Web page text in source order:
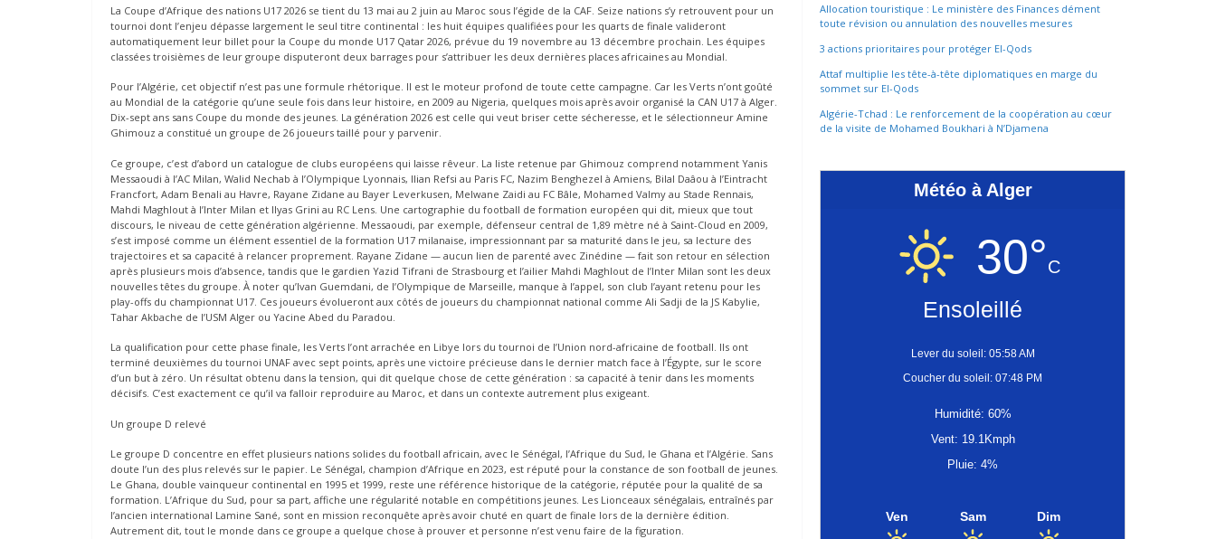
La Coupe d’Afrique des nations U17 2026 se tient du 13 mai au 2 juin au Maroc sous l’égide de la CAF. Seize nations s’y retrouvent pour un
tournoi dont l’enjeu dépasse largement le seul titre continental : les huit équipes qualifiées pour les quarts de finale valideront
automatiquement leur billet pour la Coupe du monde U17 Qatar 2026, prévue du 19 novembre au 13 décembre prochain. Les équipes
classées troisièmes de leur groupe disputeront deux barrages pour s’attribuer les deux dernières places africaines au Mondial.
Pour l’Algérie, cet objectif n’est pas une formule rhétorique. Il est le moteur profond de toute cette campagne. Car les Verts n’ont goûté
au Mondial de la catégorie qu’une seule fois dans leur histoire, en 2009 au Nigeria, quelques mois après avoir organisé la CAN U17 à Alger.
Dix-sept ans sans Coupe du monde des jeunes. La génération 2026 est celle qui veut briser cette sécheresse, et le sélectionneur Amine
Ghimouz a constitué un groupe de 26 joueurs taillé pour y parvenir.
Ce groupe, c’est d’abord un catalogue de clubs européens qui laisse rêveur. La liste retenue par Ghimouz comprend notamment Yanis
Messaoudi à l’AC Milan, Walid Nechab à l’Olympique Lyonnais, Ilian Refsi au Paris FC, Nazim Benghezel à Amiens, Bilal Daâou à l’Eintracht
Francfort, Adam Benali au Havre, Rayane Zidane au Bayer Leverkusen, Melwane Zaidi au FC Bâle, Mohamed Valmy au Stade Rennais,
Mahdi Maghlout à l’Inter Milan et Ilyas Grini au RC Lens. Une cartographie du football de formation européen qui dit, mieux que tout
discours, le niveau de cette génération algérienne. Messaoudi, par exemple, défenseur central de 1,89 mètre né à Saint-Cloud en 2009,
s’est imposé comme un élément essentiel de la formation U17 milanaise, impressionnant par sa maturité dans le jeu, sa lecture des
trajectoires et sa capacité à relancer proprement. Rayane Zidane — aucun lien de parenté avec Zinédine — fait son retour en sélection
après plusieurs mois d’absence, tandis que le gardien Yazid Tifrani de Strasbourg et l’ailier Mahdi Maghlout de l’Inter Milan sont les deux
nouvelles têtes du groupe. À noter qu’Ivan Guemdani, de l’Olympique de Marseille, manque à l’appel, son club l’ayant retenu pour les
play-offs du championnat U17. Ces joueurs évolueront aux côtés de joueurs du championnat national comme Ali Sadji de la JS Kabylie,
Tahar Akbache de l’USM Alger ou Yacine Abed du Paradou.
La qualification pour cette phase finale, les Verts l’ont arrachée en Libye lors du tournoi de l’Union nord-africaine de football. Ils ont
terminé deuxièmes du tournoi UNAF avec sept points, après une victoire précieuse dans le dernier match face à l’Égypte, sur le score
d’un but à zéro. Un résultat obtenu dans la tension, qui dit quelque chose de cette génération : sa capacité à tenir dans les moments
décisifs. C’est exactement ce qu’il va falloir reproduire au Maroc, et dans un contexte autrement plus exigeant.
Un groupe D relevé
Le groupe D concentre en effet plusieurs nations solides du football africain, avec le Sénégal, l’Afrique du Sud, le Ghana et l’Algérie. Sans
doute l’un des plus relevés sur le papier. Le Sénégal, champion d’Afrique en 2023, est réputé pour la constance de son football de jeunes.
Le Ghana, double vainqueur continental en 1995 et 1999, reste une référence historique de la catégorie, réputée pour la qualité de sa
formation. L’Afrique du Sud, pour sa part, affiche une régularité notable en compétitions jeunes. Les Lionceaux sénégalais, entraînés par
l’ancien international Lamine Sané, sont en mission reconquête après avoir chuté en quart de finale lors de la dernière édition.
Autrement dit, tout le monde dans ce groupe a quelque chose à prouver et personne n’est venu faire de la figuration.
Allocation touristique : Le ministère des Finances dément
toute révision ou annulation des nouvelles mesures
3 actions prioritaires pour protéger El-Qods
Attaf multiplie les tête-à-tête diplomatiques en marge du
sommet sur El-Qods
Algérie-Tchad : Le renforcement de la coopération au cœur
de la visite de Mohamed Boukhari à N’Djamena
Météo à Alger
30°C
Ensoleillé
Lever du soleil: 05:58 AM
Coucher du soleil: 07:48 PM
Humidité: 60%
Vent: 19.1Kmph
Pluie: 4%
Ven Sam Dim